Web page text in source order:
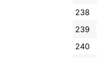
238
239
240